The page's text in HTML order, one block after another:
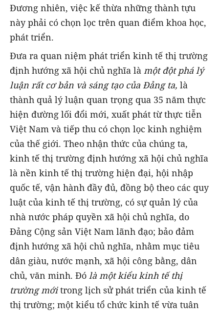
Đương nhiên, việc kế thừa những thành tựu
này phải có chọn lọc trên quan điểm khoa học,
phát triển.
Đưa ra quan niệm phát triển kinh tế thị trường
định hướng xã hội chủ nghĩa là một đột phá lý
luận rất cơ bản và sáng tạo của Đảng ta, là
thành quả lý luận quan trọng qua 35 năm thực
hiện đường lối đổi mới, xuất phát từ thực tiễn
Việt Nam và tiếp thu có chọn lọc kinh nghiệm
của thế giới. Theo nhận thức của chúng ta,
kinh tế thị trường định hướng xã hội chủ nghĩa
là nền kinh tế thị trường hiện đại, hội nhập
quốc tế, vận hành đầy đủ, đồng bộ theo các quy
luật của kinh tế thị trường, có sự quản lý của
nhà nước pháp quyền xã hội chủ nghĩa, do
Đảng Cộng sản Việt Nam lãnh đạo; bảo đảm
định hướng xã hội chủ nghĩa, nhằm mục tiêu
dân giàu, nước mạnh, xã hội công bằng, dân
chủ, văn minh. Đó là một kiểu kinh tế thị
trường mớitrong lịch sử phát triển của kinh tế
thị trường; một kiểu tổ chức kinh tế vừa tuân